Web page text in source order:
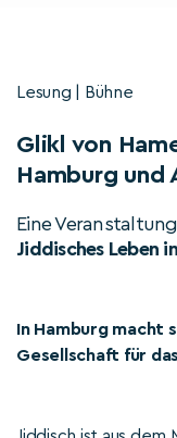
Lesung | Bühne
Glikl von
Hamburg und
Eine
Jiddisches Leben
In Hamburg macht
Gesellschaft für